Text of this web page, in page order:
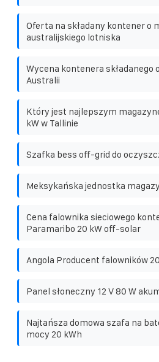
Oferta na składany kontener o
australijskiego lotniska
Wycena kontenera składanego
Australii
Który jest najlepszym
kW w Tallinie
Szafka bess off-grid do
Meksykańska jednostka
Cena falownika sieciowego
Paramaribo 20 kW off-solar
Angola Producent falowników
Panel słoneczny 12 V 80 W
Najtańsza domowa szafa na
mocy 20 kWh